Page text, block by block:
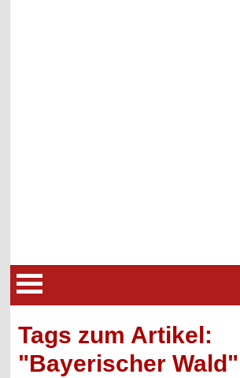
Tags zum Artikel:
"Bayerischer Wald"